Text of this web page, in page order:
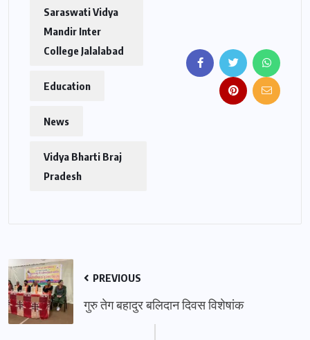
Saraswati Vidya
Mandir Inter
College Jalalabad
Education
News
Vidya Bharti Braj
Pradesh
PREVIOUS
गुरु तेग बहादुर बलिदान दिवस विशेषांक